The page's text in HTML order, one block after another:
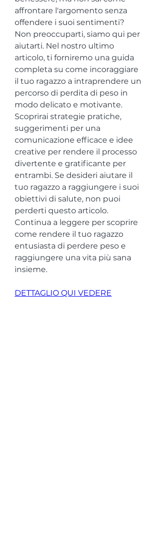
affrontare l'argomento senza
offendere i suoi sentimenti?
Non preoccuparti, siamo qui per
aiutarti. Nel nostro ultimo
articolo, ti forniremo una guida
completa su come incoraggiare
il tuo ragazzo a intraprendere un
percorso di perdita di peso in
modo delicato e motivante.
Scoprirai strategie pratiche,
suggerimenti per una
comunicazione efficace e idee
creative per rendere il processo
divertente e gratificante per
entrambi. Se desideri aiutare il
tuo ragazzo a raggiungere i suoi
obiettivi di salute, non puoi
perderti questo articolo.
Continua a leggere per scoprire
come rendere il tuo ragazzo
entusiasta di perdere peso e
raggiungere una vita più sana
insieme.
DETTAGLIO QUI VEDERE